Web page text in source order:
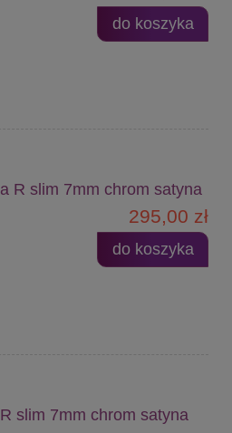
do koszyka
R slim 7mm chrom satyna
295,00 zł
do koszyka
slim 7mm chrom satyna